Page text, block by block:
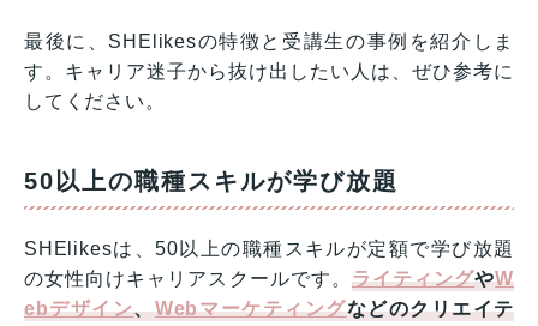
最後に、SHElikesの特徴と受講生の事例を紹介しま
す。キャリア迷子から抜け出したい人は、ぜひ参考に
してください。
50以上の職種スキルが学び放題
SHElikesは、50以上の職種スキルが定額で学び放題
の女性向けキャリアスクールです。 ライティングやW
ebデザイン、Webマーケティングなどのクリエイテ